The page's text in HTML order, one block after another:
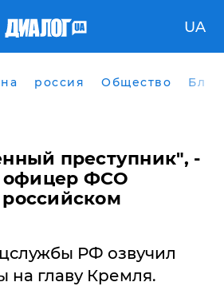
UA
россия Общество
преступник", -
ФСО
российском
РФ озвучил
на главу Кремля.